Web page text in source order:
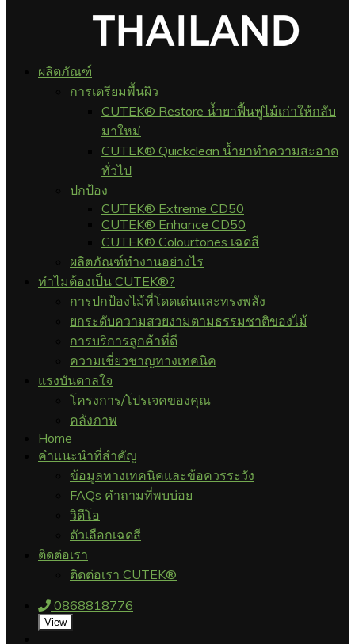
ผลิตภัณฑ์
การเตรียมพื้นผิว
CUTEK® Restore น้ำยาฟื้นฟูไม้เก่าให้กลับ
มาใหม่
CUTEK® Quickclean น้ำยาทำความสะอาด
ทั่วไป
ปกป้อง
CUTEK® Extreme CD50
CUTEK® Enhance CD50
CUTEK® Colourtones เฉดสี
ผลิตภัณฑ์ทำงานอย่างไร
ทำไมต้องเป็น CUTEK®?
การปกป้องไม้ที่โดดเด่นและทรงพลัง
ยกระดับความสวยงามตามธรรมชาติของไม้
การบริการลูกค้าที่ดี
ความเชี่ยวชาญทางเทคนิค
แรงบันดาลใจ
โครงการ/โปรเจคของคุณ
คลังภาพ
Home
คำแนะนำที่สำคัญ
ข้อมูลทางเทคนิคและข้อควรระวัง
FAQs คำถามที่พบบ่อย
วิดีโอ
ตัวเลือกเฉดสี
ติดต่อเรา
ติดต่อเรา CUTEK®
0868818776
View